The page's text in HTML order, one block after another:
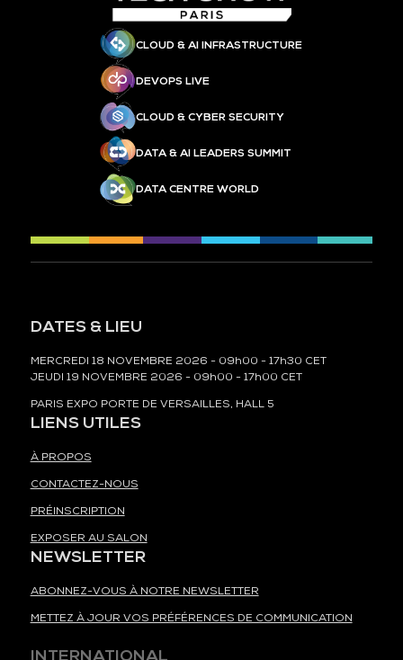
CLOUD & AI INFRASTRUCTURE
DEVOPS LIVE
CLOUD & CYBER SECURITY
DATA & AI LEADERS SUMMIT
DATA CENTRE WORLD
DATES & LIEU
MERCREDI 18 NOVEMBRE 2026 - 09h00 - 17h30 CET
JEUDI 19 NOVEMBRE 2026 - 09h00 - 17h00 CET
PARIS EXPO PORTE DE VERSAILLES, HALL 5
LIENS UTILES
À PROPOS
CONTACTEZ-NOUS
PRÉINSCRIPTION
EXPOSER AU SALON
NEWSLETTER
ABONNEZ-VOUS À NOTRE NEWSLETTER
METTEZ À JOUR VOS PRÉFÉRENCES DE COMMUNICATION